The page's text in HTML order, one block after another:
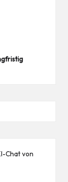
Chat von